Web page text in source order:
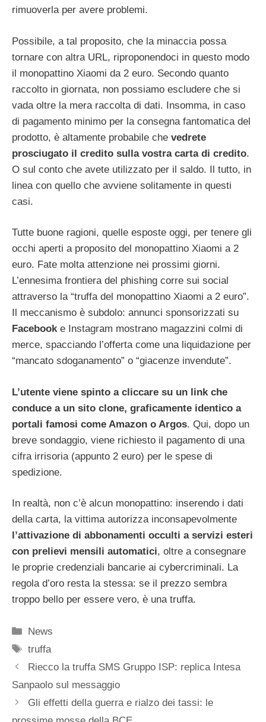
rimuoverla per avere problemi.
Possibile, a tal proposito, che la minaccia possa
tornare con altra URL, riproponendoci in questo modo
il monopattino Xiaomi da 2 euro. Secondo quanto
raccolto in giornata, non possiamo escludere che si
vada oltre la mera raccolta di dati. Insomma, in caso
di pagamento minimo per la consegna fantomatica del
prodotto, è altamente probabile che vedrete
prosciugato il credito sulla vostra carta di credito.
O sul conto che avete utilizzato per il saldo. Il tutto, in
linea con quello che avviene solitamente in questi
casi.
Tutte buone ragioni, quelle esposte oggi, per tenere gli
occhi aperti a proposito del monopattino Xiaomi a 2
euro. Fate molta attenzione nei prossimi giorni.
L’ennesima frontiera del phishing corre sui social
attraverso la “truffa del monopattino Xiaomi a 2 euro”.
Il meccanismo è subdolo: annunci sponsorizzati su
Facebooke Instagram mostrano magazzini colmi di
merce, spacciando l’offerta come una liquidazione per
“mancato sdoganamento” o “giacenze invendute”.
L’utente viene spinto a cliccare su un link che
conduce a un sito clone, graficamente identico a
portali famosi come Amazon o Argos. Qui, dopo un
breve sondaggio, viene richiesto il pagamento di una
cifra irrisoria (appunto 2 euro) per le spese di
spedizione.
In realtà, non c’è alcun monopattino: inserendo i dati
della carta, la vittima autorizza inconsapevolmente
l’attivazione di abbonamenti occulti a servizi esteri
con prelievi mensili automatici, oltre a consegnare
le proprie credenziali bancarie ai cybercriminali. La
regola d’oro resta la stessa: se il prezzo sembra
troppo bello per essere vero, è una truffa.
Categorie
News
Tag
truffa
Riecco la truffa SMS Gruppo ISP: replica Intesa
Sanpaolo sul messaggio
Gli effetti della guerra e rialzo dei tassi: le